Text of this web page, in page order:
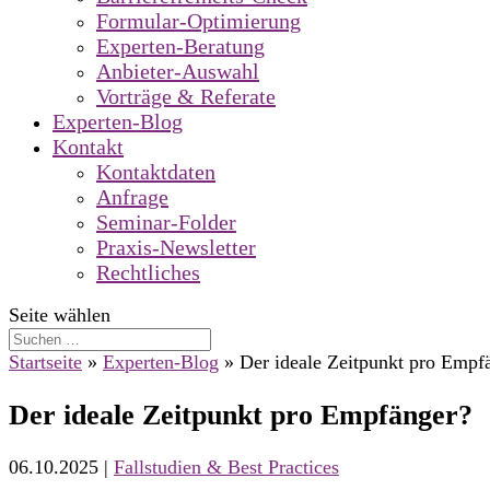
Formular-Optimierung
Experten-Beratung
Anbieter-Auswahl
Vorträge & Referate
Experten-Blog
Kontakt
Kontaktdaten
Anfrage
Seminar-Folder
Praxis-Newsletter
Rechtliches
Seite wählen
Startseite » Experten-Blog » Der ideale Zeitpunkt pro
Der ideale Zeitpunkt pro Empfänger?
06.10.2025 | Fallstudien & Best Practices